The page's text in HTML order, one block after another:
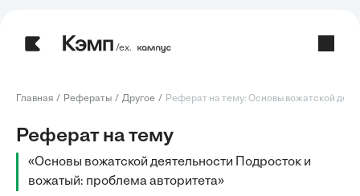
/ех.
Главная Рефераты Другое Реферат на тему: Основы вожатской
Реферат на тему
«Основы вожатской деятельности Подросток и
вожатый: проблема авторитета»